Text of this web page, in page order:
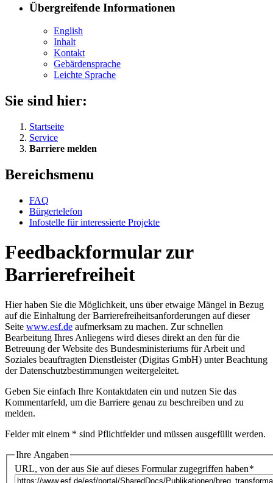
Übergreifende Informationen
English
In­halt
Kon­takt
Ge­bär­den­spra­che
Leich­te Spra­che
Sie sind hier:
Startseite
Service
Barriere melden
Bereichsmenu
FAQ
Bür­ger­te­le­fon
In­fo­stel­le für in­ter­es­sier­te Pro­jek­te
Feedbackformular zur
Barrierefreiheit
Hier haben Sie die Möglichkeit, uns über etwaige Mängel in Bezug
auf die Einhaltung der Barrierefreiheitsanforderungen auf dieser
Seite www.esf.de aufmerksam zu machen. Zur schnellen
Bearbeitung Ihres Anliegens wird dieses direkt an den für die
Betreuung der Website des Bundesministeriums für Arbeit und
Soziales beauftragten Dienstleister (Digitas GmbH) unter Beachtung
derDatenschutzbestimmungen weitergeleitet.
Geben Sie einfach Ihre Kontaktdaten ein und nutzen Sie das
Kommentarfeld, um die Barriere genau zu beschreiben und zu
melden.
Felder mit einem * sind Pflichtfelder und müssen ausgefüllt werden.
Ihre Angaben
URL, von der aus Sie auf dieses Formular zugegriffen haben*